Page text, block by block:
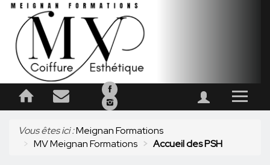
Facebook
sur
Instagram
MV MEIGNAN FORMATIONS
Vous êtes ici :Meignan Formations
MV Meignan Formations
Accueil des PSH